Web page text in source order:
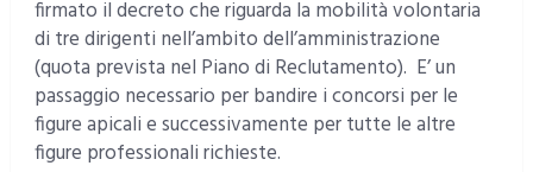
firmato il decreto che riguarda la mobilità volontaria
di tre dirigenti nell’ambito dell’amministrazione
(quota prevista nel Piano di Reclutamento). E’ un
passaggio necessario per bandire i concorsi per le
figure apicali e successivamente per tutte le altre
figure professionali richieste.